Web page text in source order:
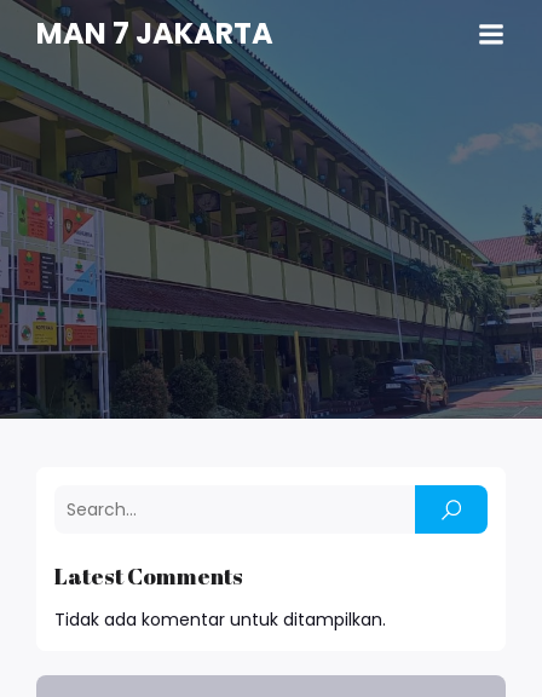
MAN 7 JAKARTA
Latest Comments
Tidak ada komentar untuk ditampilkan.